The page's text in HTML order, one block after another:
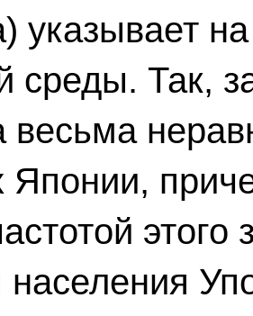
указывает
среды. Так,
весьма
Японии,
этого
населения